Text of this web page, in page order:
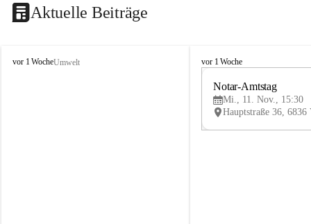
Aktuelle Beiträge
V
vor 1 WocheUmwelt
V
vor 1 Woche
Notar-Amtstag
Mi., 11. Nov., 15:30